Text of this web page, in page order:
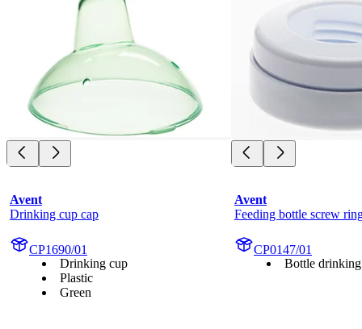
Avent
Drinking cup cap
CP1690/01
Drinking cup
Plastic
Green
Avent
Feeding bottle screw
CP0147/01
Bottle drinking